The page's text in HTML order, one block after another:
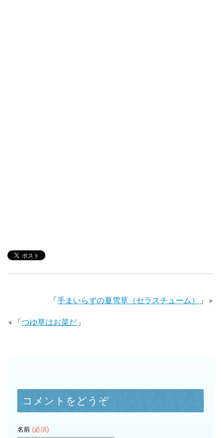
「 手まいらずの夏雪草（セラスチューム） 」
「 つゆ草はお菜だ 」
コメントをどうぞ
名前 (必須)